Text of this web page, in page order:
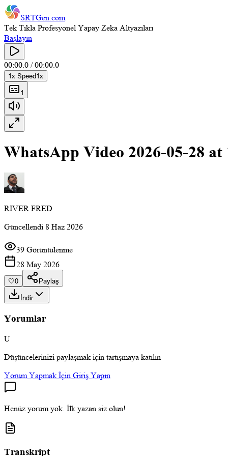
SRTGen.com
Tek Tıkla Profesyonel Yapay Zeka Altyazıları
Başlayın
00:00.0 /00:00.0
1x Speed1x
1
WhatsApp Video 2026-05-28
RIVER FRED
Güncellendi 8 Haz 2026
39 Görüntülenme
28 May 2026
🤍0 Paylaş
İndir
Yorumlar
U
Düşüncelerinizi paylaşmak için tartışmaya katılın
Yorum Yapmak İçin Giriş Yapın
Henüz yorum yok. İlk yazan siz olun!
Transkript